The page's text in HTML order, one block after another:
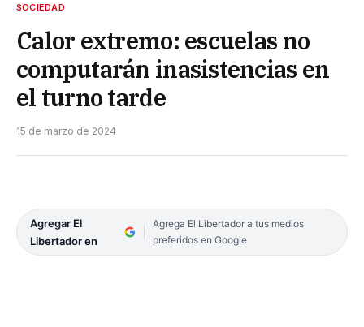
SOCIEDAD
Calor extremo: escuelas no
computarán inasistencias en
el turno tarde
15 de marzo de 2024
Agregar El
Libertador en
Agrega El Libertador a tus medios
preferidos en Google